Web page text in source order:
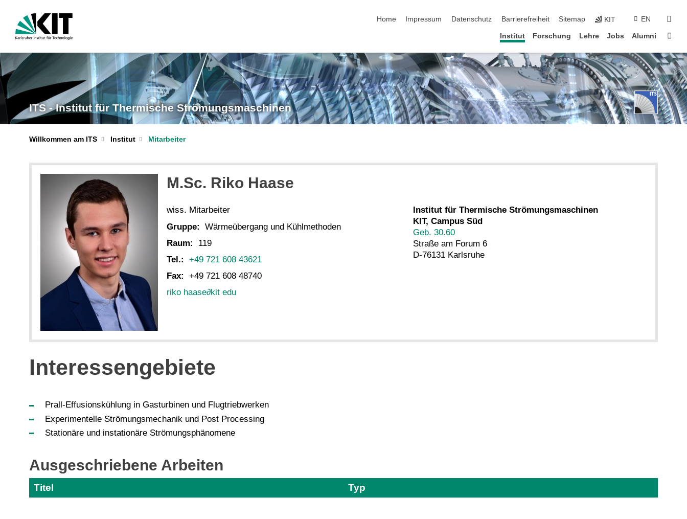
Home
Impressum Datenschutz Barrierefreiheit Sitemap KIT EN
Institut Forschung Lehre Jobs Alumni
ITS - Institut für Thermische Strömungsmaschinen
Willkommen am ITS Institut Mitarbeiter
M.Sc. Riko Haase
wiss. Mitarbeiter
Gruppe:
Wärmeübergang und Kühlmethoden
Raum:
119
Tel.:
+49 721 608 43621
Fax:
+49 721 608 48740
riko haase∂kit edu
Institut für Thermische Strömungsmaschinen
KIT, Campus Süd
Geb. 30.60
Straße am Forum 6
D-76131 Karlsruhe
Interessengebiete
Prall-Effusionskühlung in Gasturbinen und Flugtriebwerken
Experimentelle Strömungsmechanik und Post Processing
Stationäre und instationäre Strömungsphänomene
Ausgeschriebene Arbeiten
Titel Typ